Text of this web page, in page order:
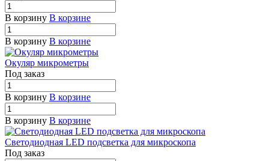
В корзину В корзине
В корзину В корзине
Окуляр микрометры
Под заказ
В корзину В корзине
В корзину В корзине
Светодиодная LED подсветка для микроскопа
Под заказ